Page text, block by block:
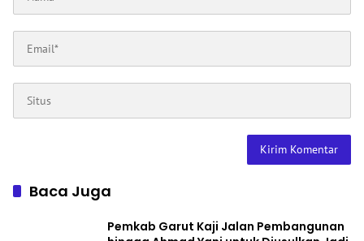
Baca Juga
Pemkab Garut Kaji Jalan Pembangunan